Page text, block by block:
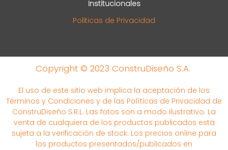
Institucionales
Politicas de Privacidad
Copyright © 2023 ConstruDiseño S.A.
El uso de este sitio web implica la aceptación de los
Términos y Condiciones y de las Políticas de Privacidad de
ConstruDiseño S.R.L. Las fotos son a modo ilustrativo. La
venta de cualquiera de los productos publicados está
sujeta a la verificación de stock. Los precios online para
los productos presentados/publicados en